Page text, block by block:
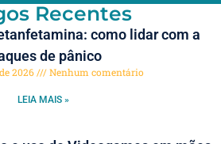
Recentes
como lidar com a
de pânico
2026 Nenhum comentário
LEIA MAIS »